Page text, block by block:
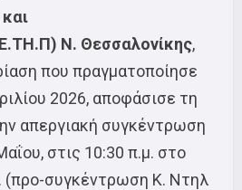
Ν. Θεσσαλονίκης,
που πραγματοποίησε
2026, αποφάσισε τη
απεργιακή συγκέντρωση
στις 10:30 π.μ. στο
(προ-συγκέντρωση Κ. Ντηλ